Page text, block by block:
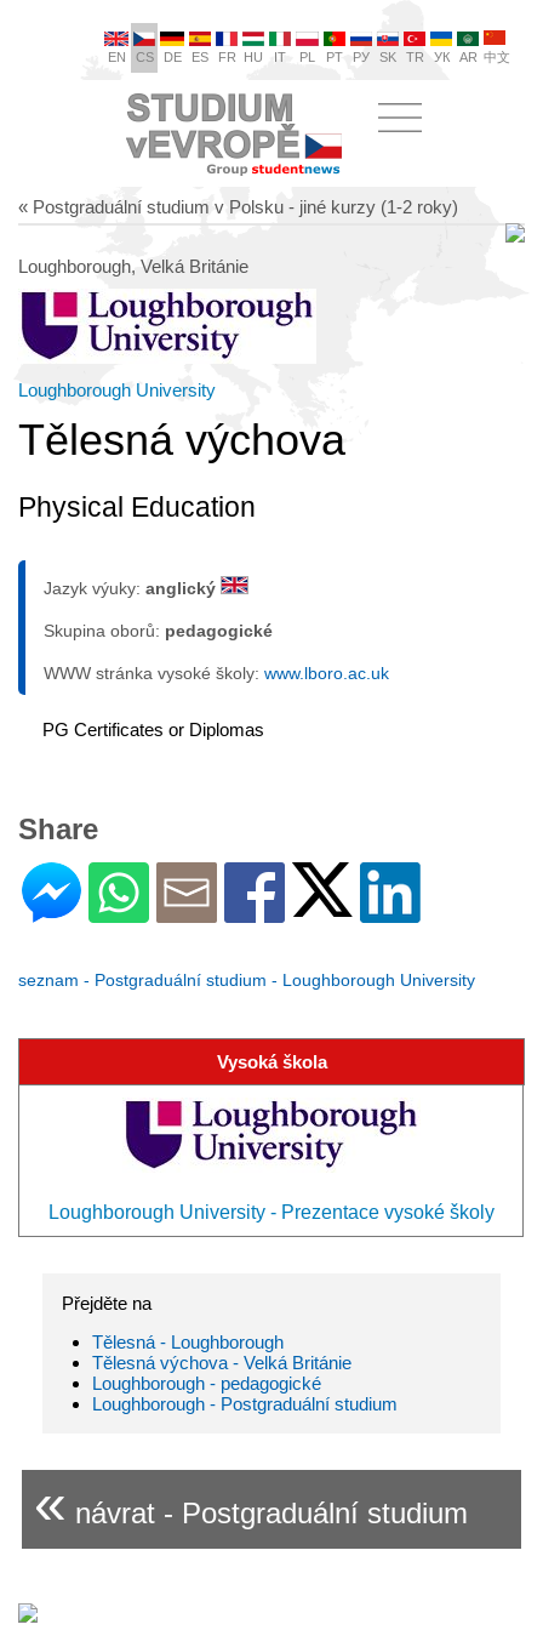
EN CS DE ES FR HU IT PL PT РУ SK TR УК AR 中文
« Postgraduální studium v Polsku - jiné kurzy (1-2 roky)
Loughborough, Velká Británie
Loughborough University
Tělesná výchova
Physical Education
Jazyk výuky: anglický
Skupina oborů: pedagogické
WWW stránka vysoké školy: www.lboro.ac.uk
PG Certificates or Diplomas
Share
seznam - Postgraduální studium - Loughborough University
Vysoká škola
Loughborough University - Prezentace vysoké školy
Přejděte na
Tělesná - Loughborough
Tělesná výchova - Velká Británie
Loughborough - pedagogické
Loughborough - Postgraduální studium
« návrat - Postgraduální studium